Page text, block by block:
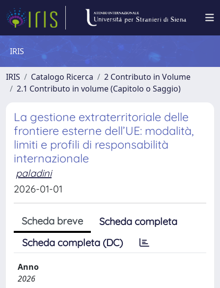
IRIS
IRIS Catalogo Ricerca
2 Contributo in Volume
2.1 Contributo in volume (Capitolo o Saggio)
La gestione extraterritoriale delle
frontiere esterne dell’UE: modalità,
limiti e profili di responsabilità
internazionale
paladini
2026-01-01
Scheda breve
Scheda completa
Scheda completa (DC)
Anno
2026